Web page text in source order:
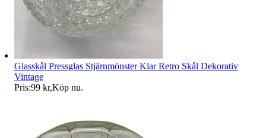
Glasskål Pressglas Stjärnmönster Klar Retro Skål Dekorativ
Vintage
Pris:99 kr,Köp nu.